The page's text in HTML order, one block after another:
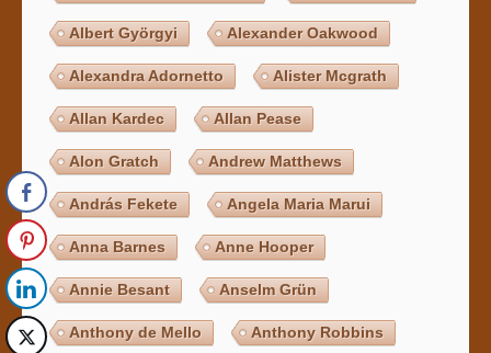
Albert Györgyi Alexander Oakwood
Alexandra Adornetto Alister Mcgrath
Allan Kardec Allan Pease
Alon Gratch Andrew Matthews
András Fekete Angela Maria Marui
Anna Barnes Anne Hooper
Annie Besant Anselm Grün
Anthony de Mello Anthony Robbins